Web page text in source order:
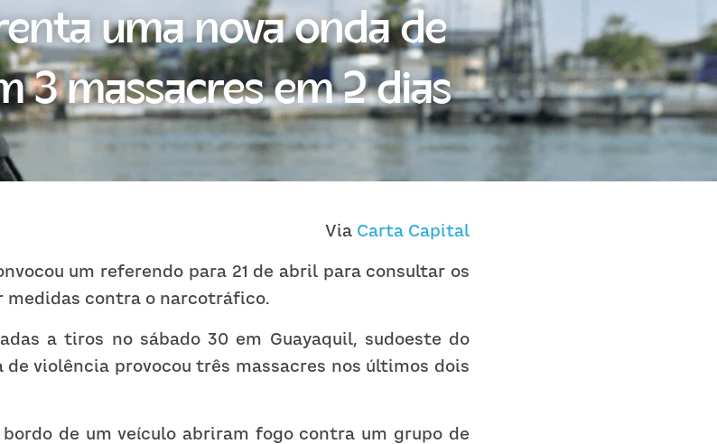
uma nova onda de
3 massacres em 2 dias
Via Carta Capital
um referendo para 21 de abril para consultar os
medidas contra o narcotráfico.
a tiros no sábado 30 em Guayaquil, sudoeste do
de violência provocou três massacres nos últimos dois
bordo de um veículo abriram fogo contra um grupo de